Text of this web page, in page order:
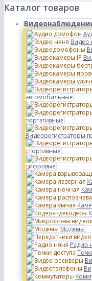
Каталог товаров
Видео
автомобильные
портативные
Видеорегистраторы
спортивные
цифровые
Модемы
Радио